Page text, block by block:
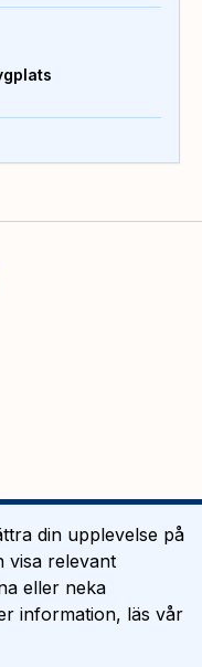
din upplevelse på
visa relevant
eller neka
information, läs vår